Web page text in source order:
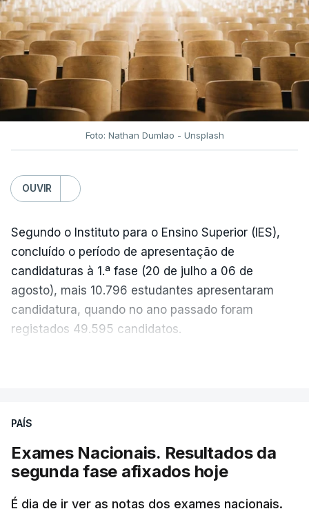
entre Washington e Teerão.
No entanto, com o retomar do conflito, as últimas
semanas têm sido marcadas por uma subida
acentuada, tendência que deverá ser revertida na
próxima semana.
c/Lusa
Foto: Nathan Dumlao - Unsplash
OUVIR
Segundo o Instituto para o Ensino Superior (IES),
concluído o período de apresentação de
candidaturas à 1.ª fase (20 de julho a 06 de
agosto), mais 10.796 estudantes apresentaram
candidatura, quando no ano passado foram
registados 49.595 candidatos.
anos, exceto nos anos da pandemia de Covid-19,
excecionais para a conclusão do ensino
secundário e para a utilização de exames
nacionais como provas de ingresso", refere o
PAÍS
Exames Nacionais. Resultados da
segunda fase afixados hoje
É dia de ir ver as notas dos exames nacionais.